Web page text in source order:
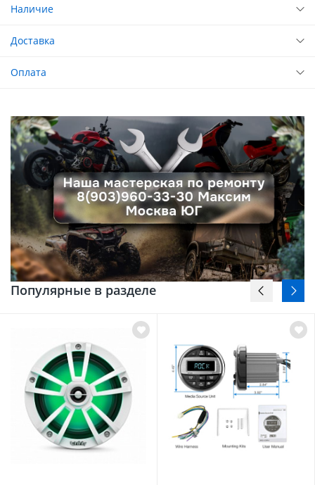
Наличие
Доставка
Оплата
Популярные в разделе